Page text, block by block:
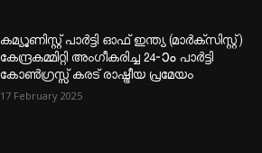
കമ്യൂണിസ്റ്റ് പാർട്ടി ഓഫ് ഇന്ത്യ (മാർക്സിസ്റ്റ്)
കേന്ദ്രകമ്മിറ്റി അംഗീകരിച്ച 24‐ാം പാർട്ടി
കോൺഗ്രസ്സ് കരട് രാഷ്ട്രീയ പ്രമേയം
17 February 2025